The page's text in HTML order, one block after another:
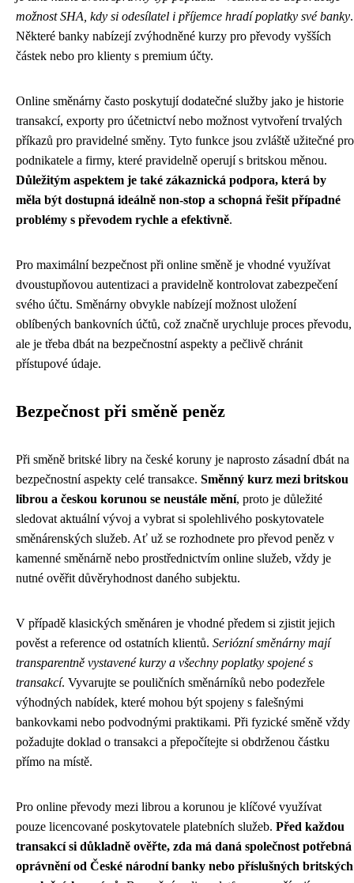
možnost SHA, kdy si odesílatel i příjemce hradí poplatky své banky.
Některé banky nabízejí zvýhodněné kurzy pro převody vyšších
částek nebo pro klienty s premium účty.
Online směnárny často poskytují dodatečné služby jako je historie
transakcí, exporty pro účetnictví nebo možnost vytvoření trvalých
příkazů pro pravidelné směny. Tyto funkce jsou zvláště užitečné pro
podnikatele a firmy, které pravidelně operují s britskou měnou.
Důležitým aspektem je také zákaznická podpora, která by
měla být dostupná ideálně non-stop a schopná řešit případné
problémy s převodem rychle a efektivně.
Pro maximální bezpečnost při online směně je vhodné využívat
dvoustupňovou autentizaci a pravidelně kontrolovat zabezpečení
svého účtu. Směnárny obvykle nabízejí možnost uložení
oblíbených bankovních účtů, což značně urychluje proces převodu,
ale je třeba dbát na bezpečnostní aspekty a pečlivě chránit
přístupové údaje.
Bezpečnost při směně peněz
Při směně britské libry na české koruny je naprosto zásadní dbát na
bezpečnostní aspekty celé transakce. Směnný kurz mezi britskou
librou a českou korunou se neustále mění, proto je důležité
sledovat aktuální vývoj a vybrat si spolehlivého poskytovatele
směnárenských služeb. Ať už se rozhodnete pro převod peněz v
kamenné směnárně nebo prostřednictvím online služeb, vždy je
nutné ověřit důvěryhodnost daného subjektu.
V případě klasických směnáren je vhodné předem si zjistit jejich
pověst a reference od ostatních klientů. Seriózní směnárny mají
transparentně vystavené kurzy a všechny poplatky spojené s
transakcí. Vyvarujte se pouličních směnárníků nebo podezřele
výhodných nabídek, které mohou být spojeny s falešnými
bankovkami nebo podvodnými praktikami. Při fyzické směně vždy
požadujte doklad o transakci a přepočítejte si obdrženou částku
přímo na místě.
Pro online převody mezi librou a korunou je klíčové využívat
pouze licencované poskytovatele platebních služeb. Před každou
transakcí si důkladně ověřte, zda má daná společnost potřebná
oprávnění od České národní banky nebo příslušných britských